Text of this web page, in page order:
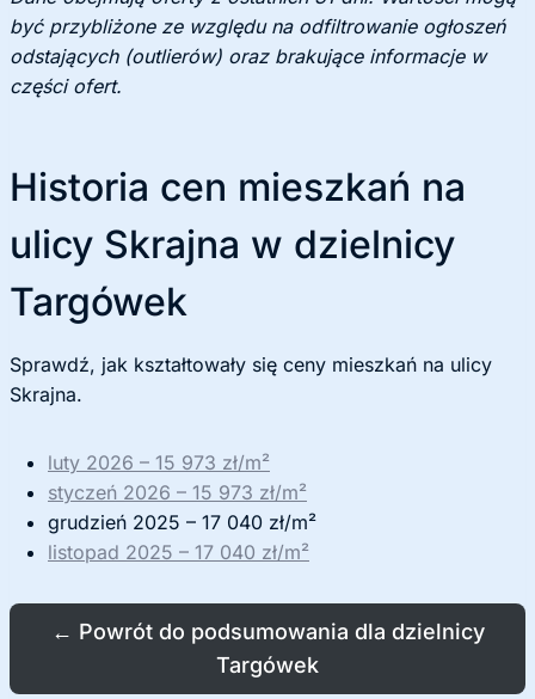
być przybliżone ze względu na odfiltrowanie ogłoszeń
odstających (outlierów) oraz brakujące informacje w
części ofert.
Historia cen mieszkań na
ulicy Skrajna w dzielnicy
Targówek
Sprawdź, jak kształtowały się ceny mieszkań na ulicy
Skrajna.
luty 2026 – 15 973 zł/m²
styczeń 2026 – 15 973 zł/m²
grudzień 2025 – 17 040 zł/m²
listopad 2025 – 17 040 zł/m²
← Powrót do podsumowania dla dzielnicy
Targówek